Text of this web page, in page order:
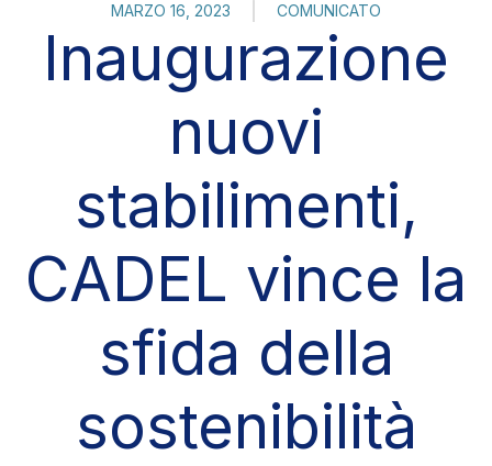
MARZO 16, 2023 COMUNICATO
Inaugurazione
nuovi
stabilimenti,
CADEL vince la
sfida della
sostenibilità